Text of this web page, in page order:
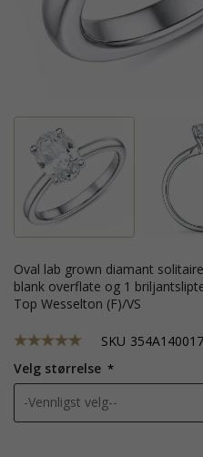
oval lab grown diamant solitairering i 14 karat hvitt gull med
blank overflate og 1
Top Wesselton (F)/VS
SKU
Velg størrelse